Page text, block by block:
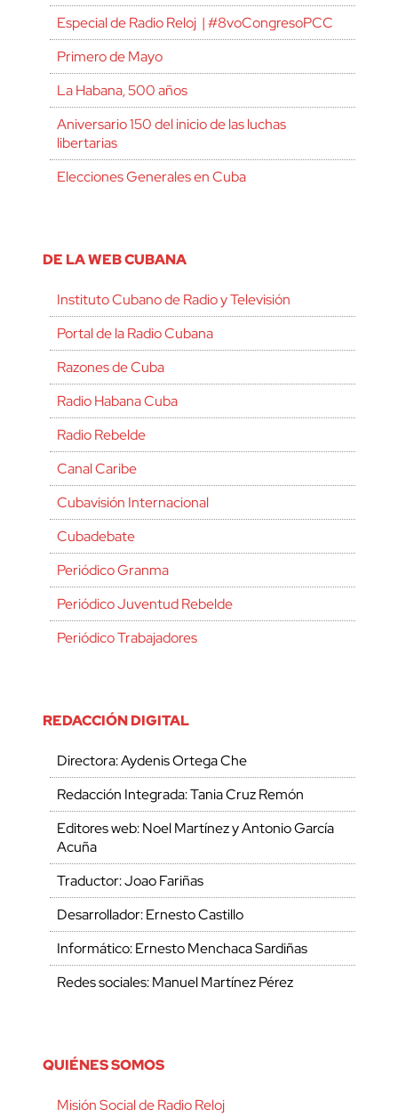
Especial de Radio Reloj | #8voCongresoPCC
Primero de Mayo
La Habana, 500 años
Aniversario 150 del inicio de las luchas
libertarias
Elecciones Generales en Cuba
DE LA WEB CUBANA
Instituto Cubano de Radio y Televisión
Portal de la Radio Cubana
Razones de Cuba
Radio Habana Cuba
Radio Rebelde
Canal Caribe
Cubavisión Internacional
Cubadebate
Periódico Granma
Periódico Juventud Rebelde
Periódico Trabajadores
REDACCIÓN DIGITAL
Directora: Aydenis Ortega Che
Redacción Integrada: Tania Cruz Remón
Editores web: Noel Martínez y Antonio García
Acuña
Traductor: Joao Fariñas
Desarrollador: Ernesto Castillo
Informático: Ernesto Menchaca Sardiñas
Redes sociales: Manuel Martínez Pérez
QUIÉNES SOMOS
Misión Social de Radio Reloj